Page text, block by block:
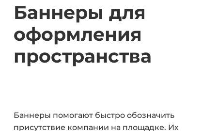
Баннеры для
оформления
пространства
Баннеры помогают быстро обозначить
присутствие компании на площадке. Их